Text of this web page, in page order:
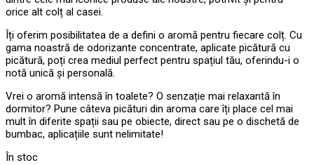
orice alt colț al casei.
Îți oferim posibilitatea de a defini o aromă pentru fiecare colț. Cu
gama noastră de odorizante concentrate, aplicate picătură cu
picătură, poți crea mediul perfect pentru spațiul tău, oferindu-i o
notă unică și personală.
Vrei o aromă intensă în toalete? O senzație mai relaxantă în
dormitor? Pune câteva picături din aroma care îți place cel mai
mult în diferite spații sau pe obiecte, direct sau pe o dischetă de
bumbac, aplicațiile sunt nelimitate!
În stoc